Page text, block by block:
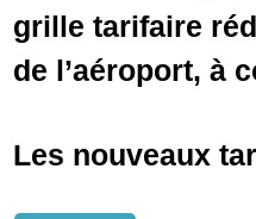
grille tarifaire
de l’aéroport, à
Les nouveaux